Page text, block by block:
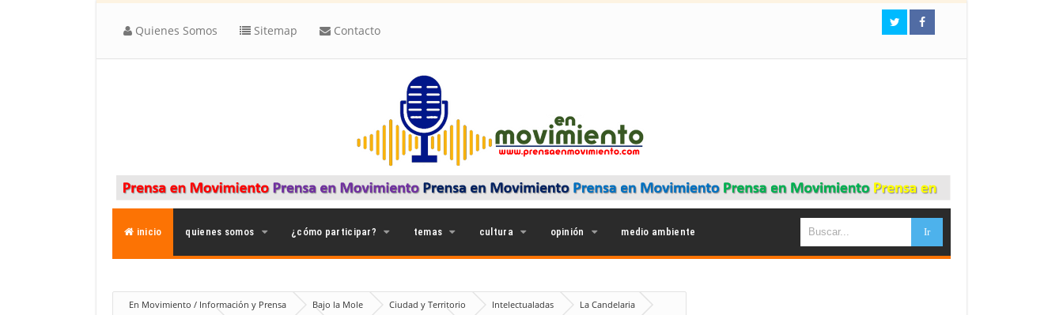
Quienes Somos Sitemap Contacto
inicio quienes somos ¿cómo participar? temas cultura opinión medio ambiente
En Movimiento / Información y Prensa Bajo la Mole Ciudad y Territorio Intelectualadas
La Candelaria